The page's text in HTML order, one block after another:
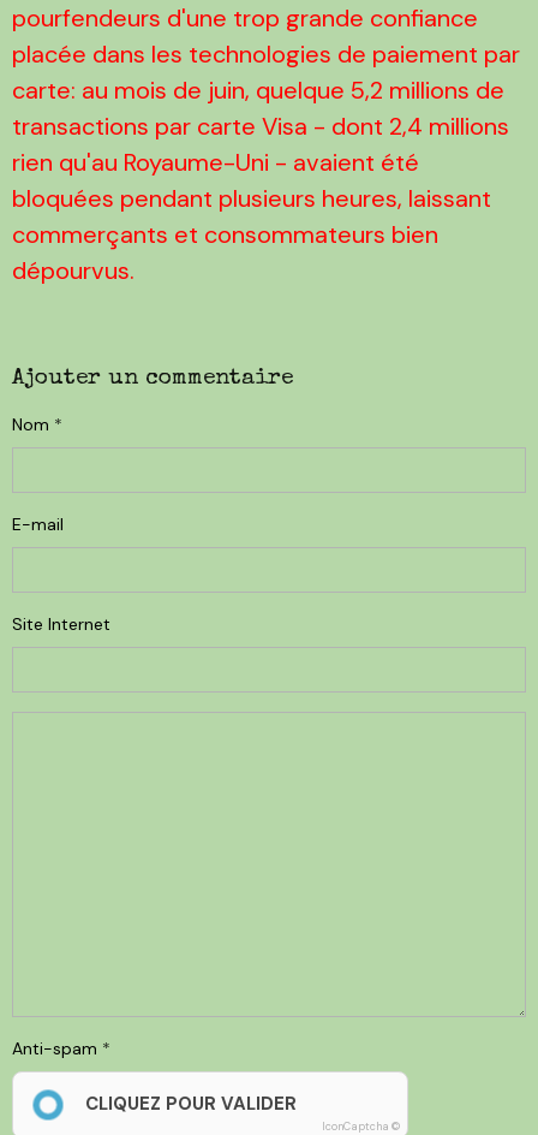
pourfendeurs d'une trop grande confiance
placée dans les technologies de paiement par
carte: au mois de juin, quelque 5,2 millions de
transactions par carte Visa - dont 2,4 millions
rien qu'au Royaume-Uni - avaient été
bloquées pendant plusieurs heures, laissant
commerçants et consommateurs bien
dépourvus.
Ajouter un commentaire
Nom
E-mail
Site Internet
Anti-spam
CLIQUEZ POUR VALIDER
IconCaptcha ©